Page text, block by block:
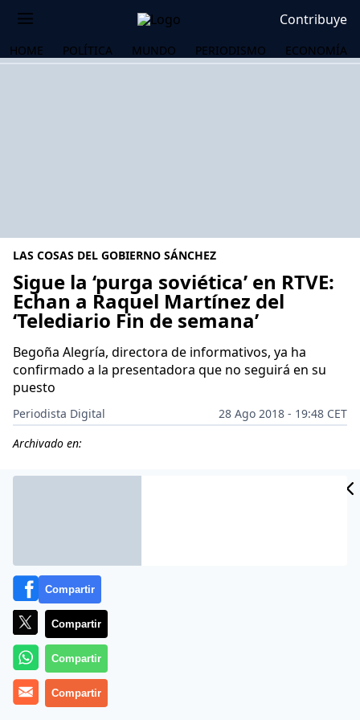
Contribuye
HOME POLÍTICA MUNDO PERIODISMO ECONOMÍA
LAS COSAS DEL GOBIERNO SÁNCHEZ
Sigue la ‘purga soviética’ en RTVE:
Echan a Raquel Martínez del
‘Telediario Fin de semana’
Begoña Alegría, directora de informativos, ya ha
confirmado a la presentadora que no seguirá en su
puesto
Periodista Digital
28 Ago 2018 - 19:48 CET
Archivado en:
Más información
Compartir
Compartir
Compartir
Compartir